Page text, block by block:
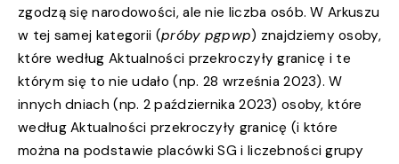
zgodzą się narodowości, ale nie liczba osób. W Arkuszu
w tej samej kategorii (próby pgpwp) znajdziemy osoby,
które według Aktualności przekroczyły granicę i te
którym się to nie udało (np. 28 września 2023). W
innych dniach (np. 2 października 2023) osoby, które
według Aktualności przekroczyły granicę (i które
można na podstawie placówki SG i liczebności grupy